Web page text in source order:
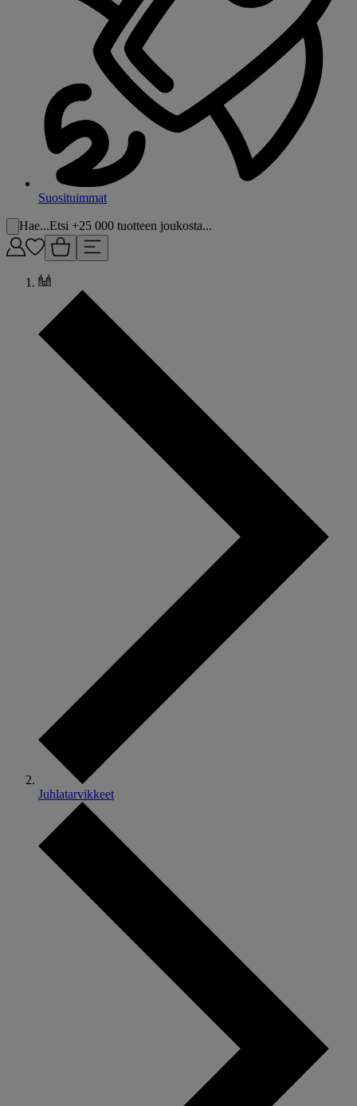
Suosituimmat
Hae...Etsi +25 000 tuotteen joukosta...
Juhlatarvikkeet